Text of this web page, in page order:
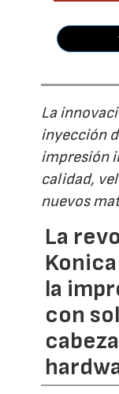
La
inyección
impresión
calidad,
nuevos
La
la
con